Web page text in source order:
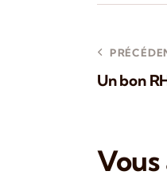
Un bon